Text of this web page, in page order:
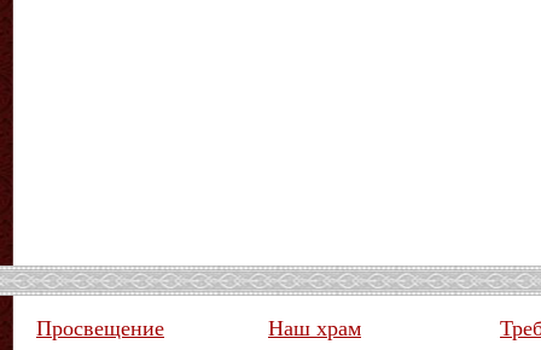
Просвещение Наш храм